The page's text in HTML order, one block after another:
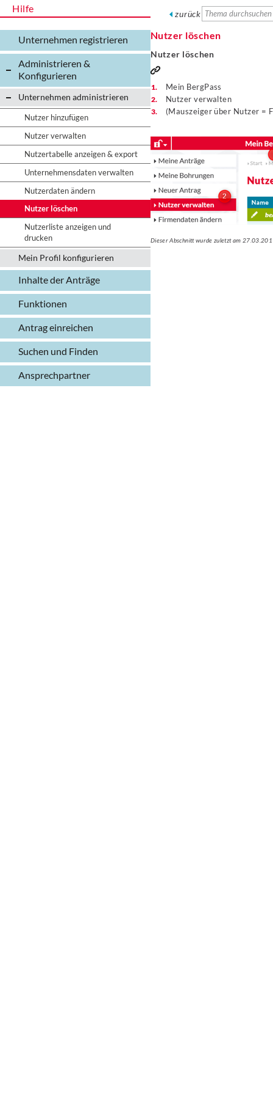
Hilfe
Unternehmen registrieren
Administrieren &
Konfigurieren
Unternehmen administrieren
Nutzer hinzufügen
Nutzer verwalten
Nutzertabelle anzeigen & export
Unternehmensdaten verwalten
Nutzerdaten ändern
Nutzer löschen
Nutzerliste anzeigen und
drucken
Mein Profil konfigurieren
Inhalte der Anträge
Funktionen
Antrag einreichen
Suchen und Finden
Ansprechpartner
zurück
Nutzer löschen
Nutzer löschen
Mein BergPass
Nutzer verwalten
(Mauszeiger über Nutzer =
Dieser Abschnitt wurde zuletzt am